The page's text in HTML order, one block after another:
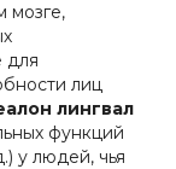
мозге,
для
лиц
лингвал
функций
у людей, чья